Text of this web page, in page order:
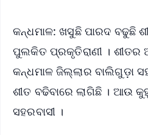
କନ୍ଧମାଳ: ଖସୁଛି ପାରଦ ବଢୁଛି
ପୁଲକିତ ପ୍ରକୃତିରାଣୀ ।
କନ୍ଧମାଳ ଜିଲ୍ଲାର ବାଲିଗୁଡ଼ା
ଶୀତ ବଢିବାରେ ଲାଗିଛି । ଆଉ
ସହରବାସୀ ।